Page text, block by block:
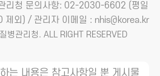
리청 문의사항: 02-2030-6602 (평일
외) / 관리자 이메일 : nhis@korea.kr
병관리청. ALL RIGHT RESERVED
는 내용은 참고사항일 뿐 게시물